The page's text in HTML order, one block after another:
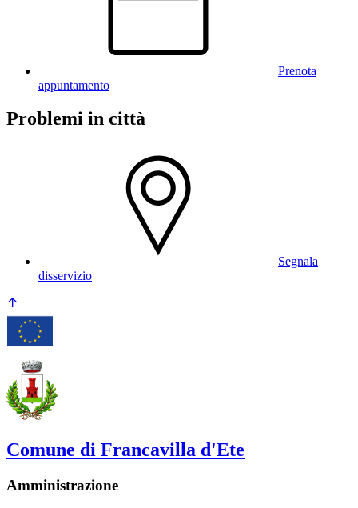
Prenota
appuntamento
Problemi in città
Segnala
disservizio
Comune di Francavilla d'Ete
Amministrazione